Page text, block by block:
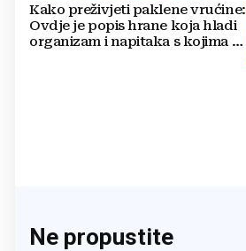
Kako preživjeti paklene vrućine:
Ovdje je popis hrane koja hladi
organizam i napitaka s kojima si
Ne propustite